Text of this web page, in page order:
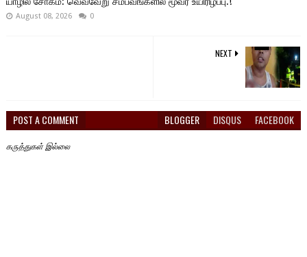
August 08, 2026 0
NEXT
POST A COMMENT BLOGGER DISQUS FACEBOOK
கருத்துகள் இல்லை